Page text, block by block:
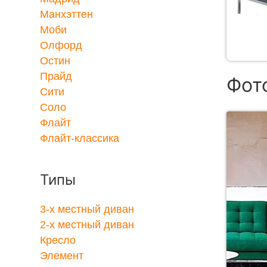
Манхэттен
Моби
Олфорд
Остин
Прайд
Сити
Соло
Флайт
Флайт-классика
Типы
3-x местный диван
2-x местный диван
Кресло
Элемент